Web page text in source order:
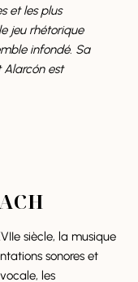
et les plus
jeu rhétorique
infondé. Sa
est
siècle, la musique
sonores et
les